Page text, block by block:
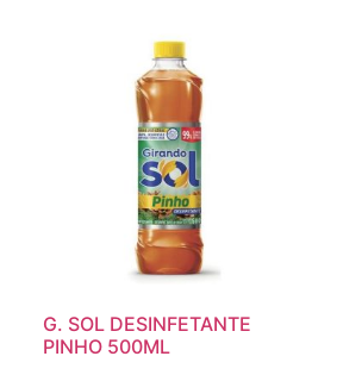
G. SOL DESINFETANTE
PINHO 500ML